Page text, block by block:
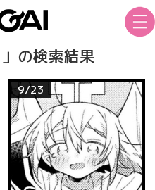
」の検索結果
9/23